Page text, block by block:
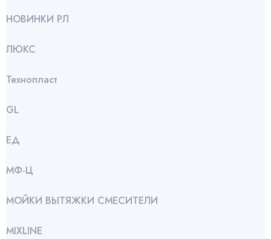
НОВИНКИ РЛ
ЛЮКС
Технопласт
GL
ЕД
МФ-Ц
МОЙКИ ВЫТЯЖКИ СМЕСИТЕЛИ
МIXLINE